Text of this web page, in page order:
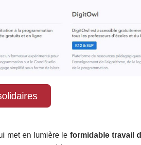
met en lumière leformidable travail